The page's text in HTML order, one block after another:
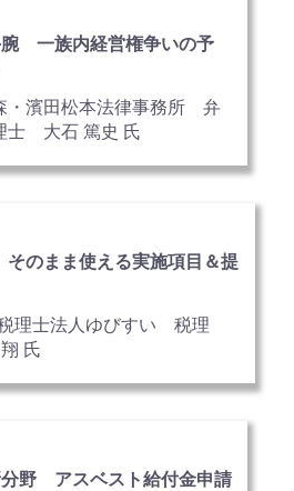
腕 一族内経営権争いの予
・濱田松本法律事務所 弁
士 大石 篤史 氏
のまま使える実施項目＆提
税理士法人ゆびすい 税理
氏
野 アスベスト給付金申請